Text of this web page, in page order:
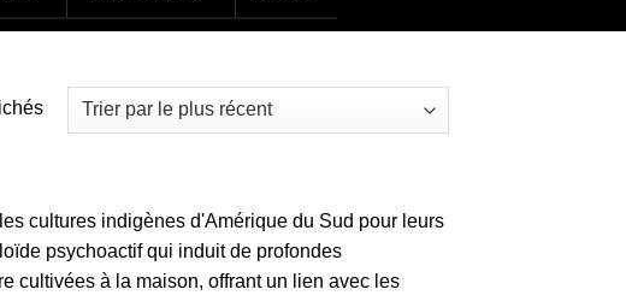
Trié
au
plus
ancien
cultures indigènes d'Amérique du Sud pour leurs
psychoactif qui induit de profondes
cultivées à la maison, offrant un lien avec les